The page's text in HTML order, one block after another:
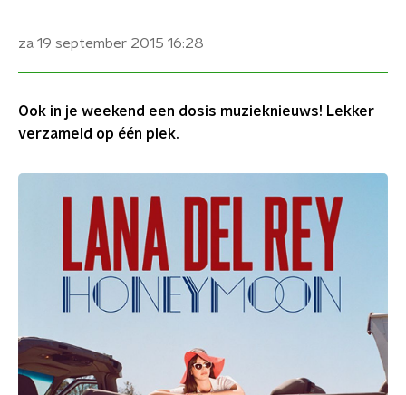
za 19 september 2015 16:28
Ook in je weekend een dosis muzieknieuws! Lekker
verzameld op één plek.